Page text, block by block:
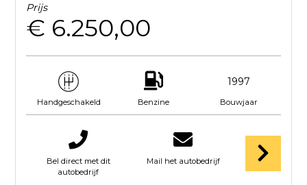
Prijs
€ 6.250,00
Handgeschakeld Benzine
1997
Bouwjaar
Bel direct met dit
autobedrijf
Mail het autobedrijf